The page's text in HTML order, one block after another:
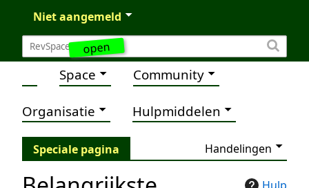
open
Niet aangemeld
Space Community
Organisatie Hulpmiddelen
Speciale pagina Handelingen